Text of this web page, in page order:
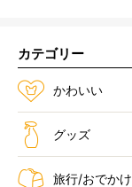
カテゴリー
かわいい
グッズ
旅行/おでかけ